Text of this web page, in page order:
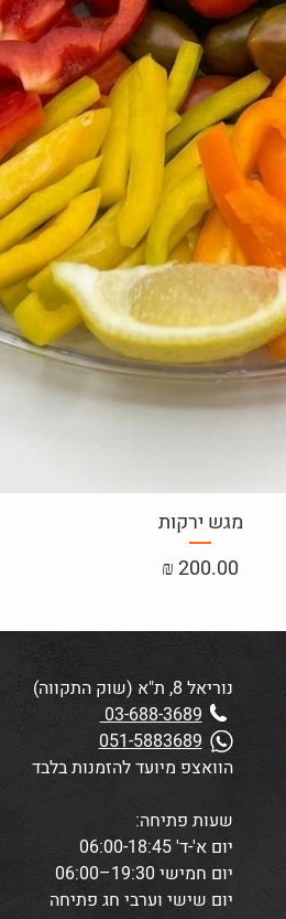
מגש ירקות
מחיר
נוריאל 8, ת"א (שוק התקווה)
03-688-3689
051-5883689
הוואצפ מיועד להזמנות בלבד
שעות פתיחה:
יום א'-ד' 06:00-18:45
יום חמישי 19:30–06:00
יום שישי וערבי חג פתיחה